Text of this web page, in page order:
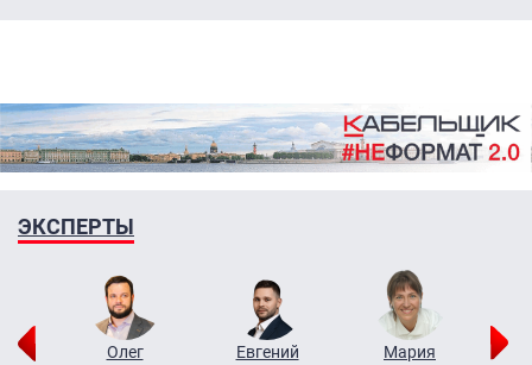
ЭКСПЕРТЫ
Олег
Евгений
Мария